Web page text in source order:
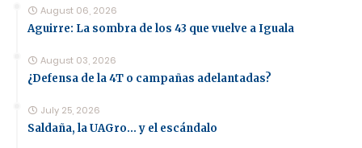
August 06, 2026
Aguirre: La sombra de los 43 que vuelve a Iguala
August 03, 2026
¿Defensa de la 4T o campañas adelantadas?
July 25, 2026
Saldaña, la UAGro... y el escándalo